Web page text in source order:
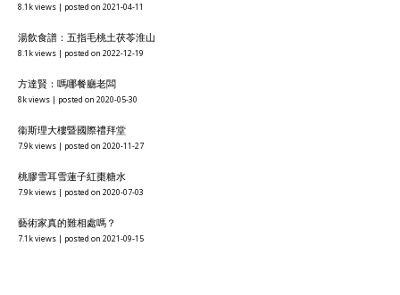
8.1k views | posted on 2021-04-11
湯飲食譜：五指毛桃土茯苓淮山
8.1k views | posted on 2022-12-19
方達賢：嗎哪餐廳老闆
8k views | posted on 2020-05-30
衞斯理大樓暨國際禮拜堂
7.9k views | posted on 2020-11-27
桃膠雪耳雪蓮子紅棗糖水
7.9k views | posted on 2020-07-03
藝術家真的難相處嗎？
7.1k views | posted on 2021-09-15